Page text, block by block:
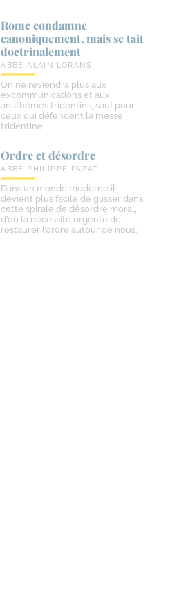
Rome condamne
canoniquement, mais se tait
doctrinalement
ABBÉ ALAIN LORANS
On ne reviendra plus aux
excommunications et aux
anathèmes tridentins, sauf pour
ceux qui défendent la messe
tridentine.
Ordre et désordre
ABBÉ PHILIPPE PAZAT
Dans un monde moderne il
devient plus facile de glisser dans
cette spirale de désordre moral,
d’où la nécessité urgente de
restaurer l’ordre autour de nous.